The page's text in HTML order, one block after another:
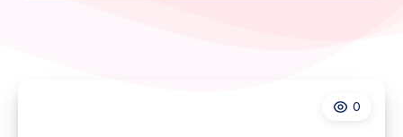
0